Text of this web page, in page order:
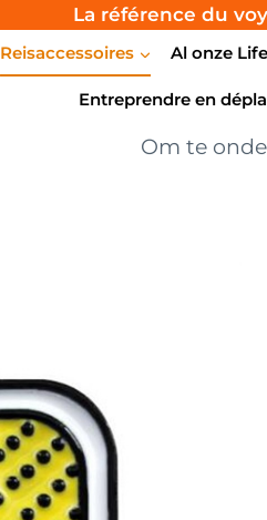
La référence du
Reisaccessoires Al onze
Entreprendre en
Om te